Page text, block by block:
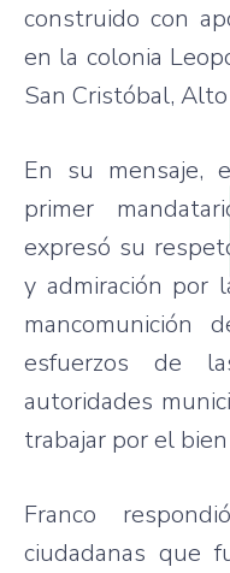
construido con
en la colonia
San Cristóbal, Alto
En su mensaje,
primer
expresó su
y admiración por
mancomunición
esfuerzos de
autoridades
trabajar por el
Franco
ciudadanas que